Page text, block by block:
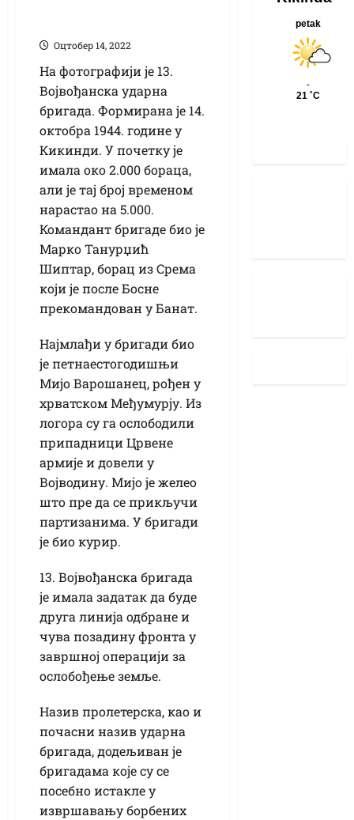
Оцтобер 14, 2022
На фотографији је 13.
Војвођанска ударна
бригада. Формирана је 14.
октобра 1944. године у
Кикинди. У почетку је
имала око 2.000 бораца,
али је тај број временом
нарастао на 5.000.
Командант бригаде био је
Марко Танурџић
Шиптар, борац из Срема
који је после Босне
прекомандован у Банат.
Најмлађи у бригади био
је петнаестогодишњи
Мијо Варошанец, рођен у
хрватском Међумурју. Из
логора су га ослободили
припадници Црвене
армије и довели у
Војводину. Мијо је желео
што пре да се прикључи
партизанима. У бригади
је био курир.
13. Војвођанска бригада
је имала задатак да буде
друга линија одбране и
чува позадину фронта у
завршној операцији за
ослобођење земље.
Назив пролетерска, као и
почасни назив ударна
бригада, додељиван је
бригадама које су се
посебно истакле у
извршавању борбених